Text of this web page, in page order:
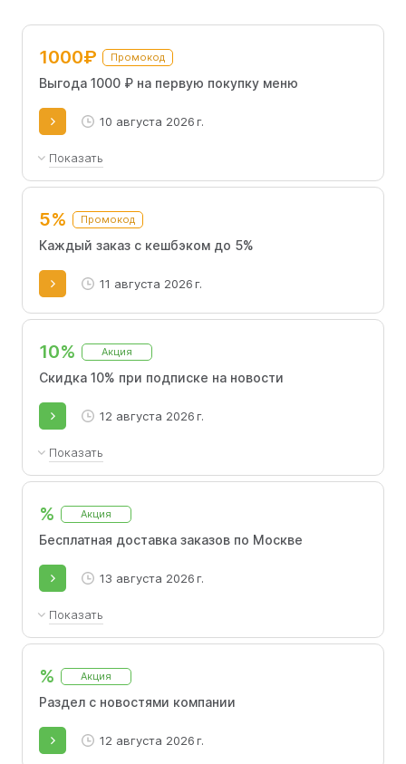
1000₽ Промокод
Выгода 1000 ₽ на первую покупку меню
10 августа 2026 г.
Показать
Только для новых пользователей.
5% Промокод
Каждый заказ с кешбэком до 5%
11 августа 2026 г.
10% Акция
Скидка 10% при подписке на новости
12 августа 2026 г.
Показать
Получите скидку 10% на любой заказ и
выберите удобное время доставки!
% Акция
Бесплатная доставка заказов по Москве
13 августа 2026 г.
Показать
Доставка осуществляется бесплатно в
радиусе 90 километров от МКАД.
% Акция
Раздел с новостями компании
12 августа 2026 г.